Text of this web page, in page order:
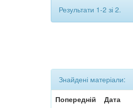
Результати 1-2 зі 2.
Знайдені матеріали:
Попередній
Дата